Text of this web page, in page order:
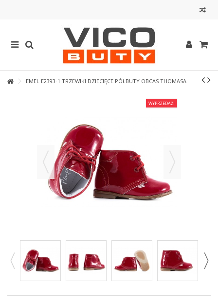
EMEL E2393-1 TRZEWIKI DZIECIĘCE PÓŁBUTY OBCAS THOMASA
WYPRZEDAŻ!